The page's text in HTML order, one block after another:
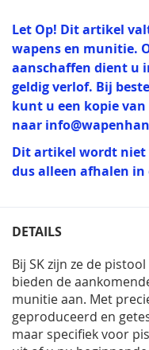
Let Op! Dit artikel
wapens en munitie.
aanschaffen dient u
geldig verlof. Bij
kunt u een kopie
naar
Dit artikel wordt
dus alleen afhalen in
DETAILS
Bij SK zijn ze de
bieden de
munitie aan. Met
geproduceerd en
maar specifiek voor